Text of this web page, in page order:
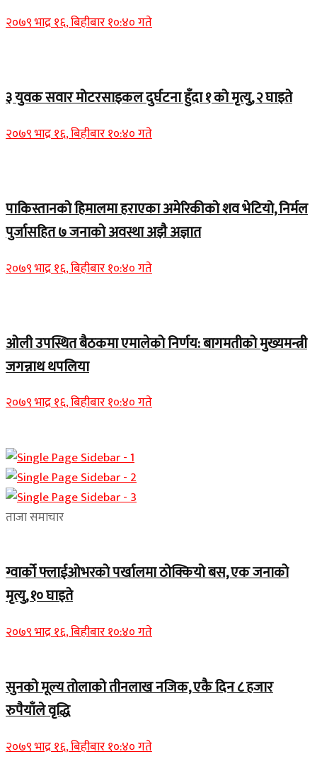
२०७९ भाद्र १६, बिहीबार १०:४० गते
३ युवक सवार मोटरसाइकल दुर्घटना हुँदा १ को मृत्यु, २ घाइते
२०७९ भाद्र १६, बिहीबार १०:४० गते
पाकिस्तानको हिमालमा हराएका अमेरिकीको शव भेटियो, निर्मल
पुर्जासहित ७ जनाको अवस्था अझै अज्ञात
२०७९ भाद्र १६, बिहीबार १०:४० गते
ओली उपस्थित बैठकमा एमालेको निर्णय: बागमतीको मुख्यमन्त्री
जगन्नाथ थपलिया
२०७९ भाद्र १६, बिहीबार १०:४० गते
ताजा समाचार
ग्वार्को फ्लाईओभरको पर्खालमा ठोक्कियो बस, एक जनाको
मृत्यु, १० घाइते
२०७९ भाद्र १६, बिहीबार १०:४० गते
सुनको मूल्य तोलाको तीनलाख नजिक, एकै दिन ८ हजार
रुपैयाँले वृद्धि
२०७९ भाद्र १६, बिहीबार १०:४० गते